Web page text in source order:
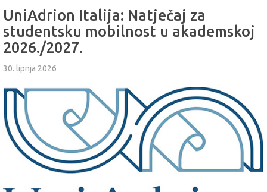
UniAdrion Italija: Natječaj za
studentsku mobilnost u akademskoj
2026./2027.
30. lipnja 2026